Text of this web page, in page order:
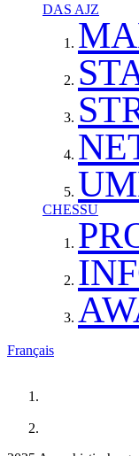
DAS AJZ
CHESSU
Français